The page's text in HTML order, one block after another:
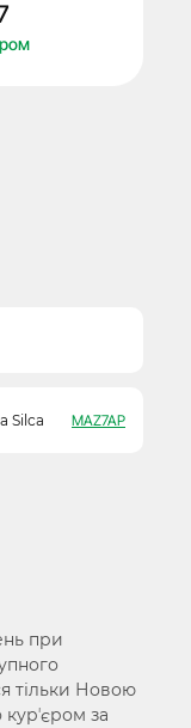
Silca MAZ7AP
при
тільки Новою
за